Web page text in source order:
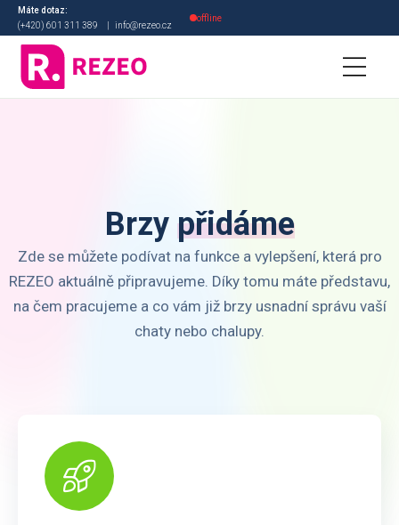
Máte dotaz:
(+420) 601 311 389
info@rezeo.cz
offline
Brzy přidáme
Zde se můžete podívat na funkce a vylepšení, která pro
REZEO aktuálně připravujeme. Díky tomu máte představu,
na čem pracujeme a co vám již brzy usnadní správu vaší
chaty nebo chalupy.